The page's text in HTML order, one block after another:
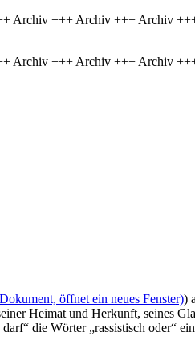
Archiv +++ Archiv +++ Archiv
Archiv +++ Archiv +++ Archiv
öffnet ein neues Fenster))
Heimat und Herkunft, seines
die Wörter „rassistisch oder“